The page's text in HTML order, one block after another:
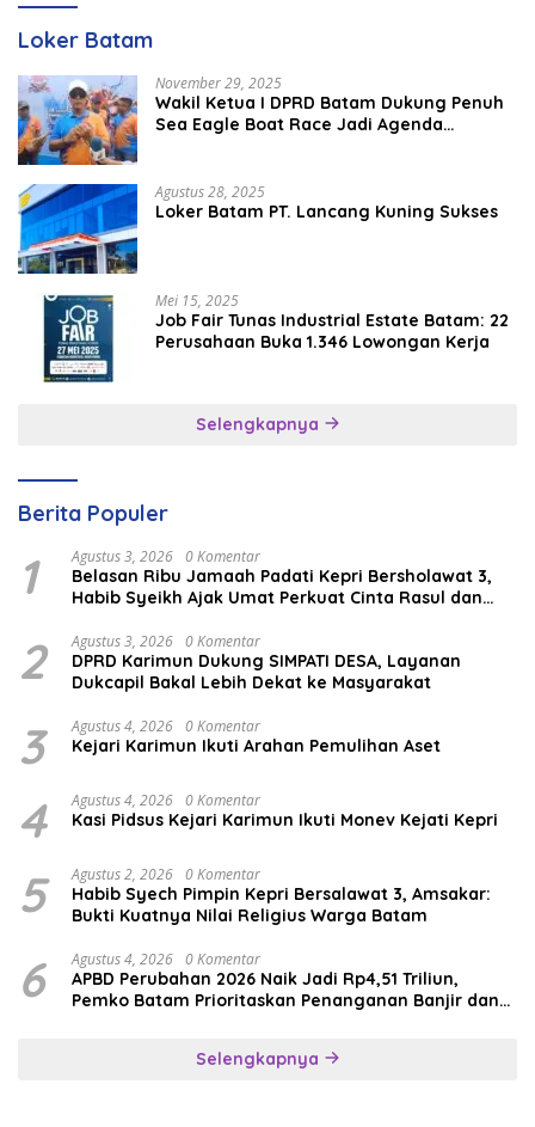
Loker Batam
November 29, 2025
Wakil Ketua I DPRD Batam Dukung Penuh
Sea Eagle Boat Race Jadi Agenda
Agustus 28, 2025
Loker Batam PT. Lancang Kuning Sukses
Mei 15, 2025
Job Fair Tunas Industrial Estate Batam: 22
Perusahaan Buka 1.346 Lowongan Kerja
Selengkapnya
Berita Populer
1 Agustus 3, 2026 0 Komentar
Belasan Ribu Jamaah Padati Kepri Bersholawat 3,
Habib Syeikh Ajak Umat Perkuat Cinta Rasul dan
2 Agustus 3, 2026 0 Komentar
DPRD Karimun Dukung SIMPATI DESA, Layanan
Dukcapil Bakal Lebih Dekat ke Masyarakat
3 Agustus 4, 2026 0 Komentar
Kejari Karimun Ikuti Arahan Pemulihan Aset
4 Agustus 4, 2026 0 Komentar
Kasi Pidsus Kejari Karimun Ikuti Monev Kejati Kepri
5 Agustus 2, 2026 0 Komentar
Habib Syech Pimpin Kepri Bersalawat 3, Amsakar:
Bukti Kuatnya Nilai Religius Warga Batam
6 Agustus 4, 2026 0 Komentar
APBD Perubahan 2026 Naik Jadi Rp4,51 Triliun,
Pemko Batam Prioritaskan Penanganan Banjir dan
Selengkapnya